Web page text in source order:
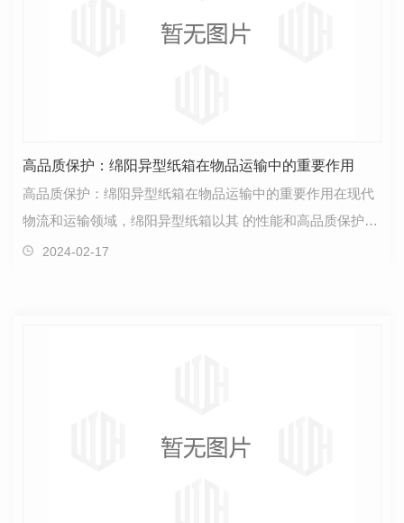
高品质保护：绵阳异型纸箱在物品运输中的重要作用
高品质保护：绵阳异型纸箱在物品运输中的重要作用在现代
物流和运输领域，绵阳异型纸箱以其 的性能和高品质保护功
能而脱颖而出。作为企业网站内容编辑，我将为您…
2024-02-17